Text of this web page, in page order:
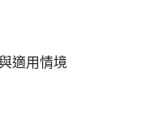
適用情境